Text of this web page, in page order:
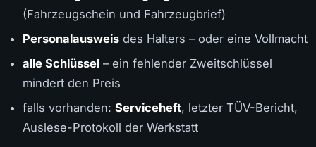
(Fahrzeugschein und Fahrzeugbrief)
Personalausweis des Halters – oder eine Vollmacht
alle Schlüssel – ein fehlender Zweitschlüssel
mindert den Preis
falls vorhanden: Serviceheft, letzter TÜV-Bericht,
Auslese-Protokoll der Werkstatt